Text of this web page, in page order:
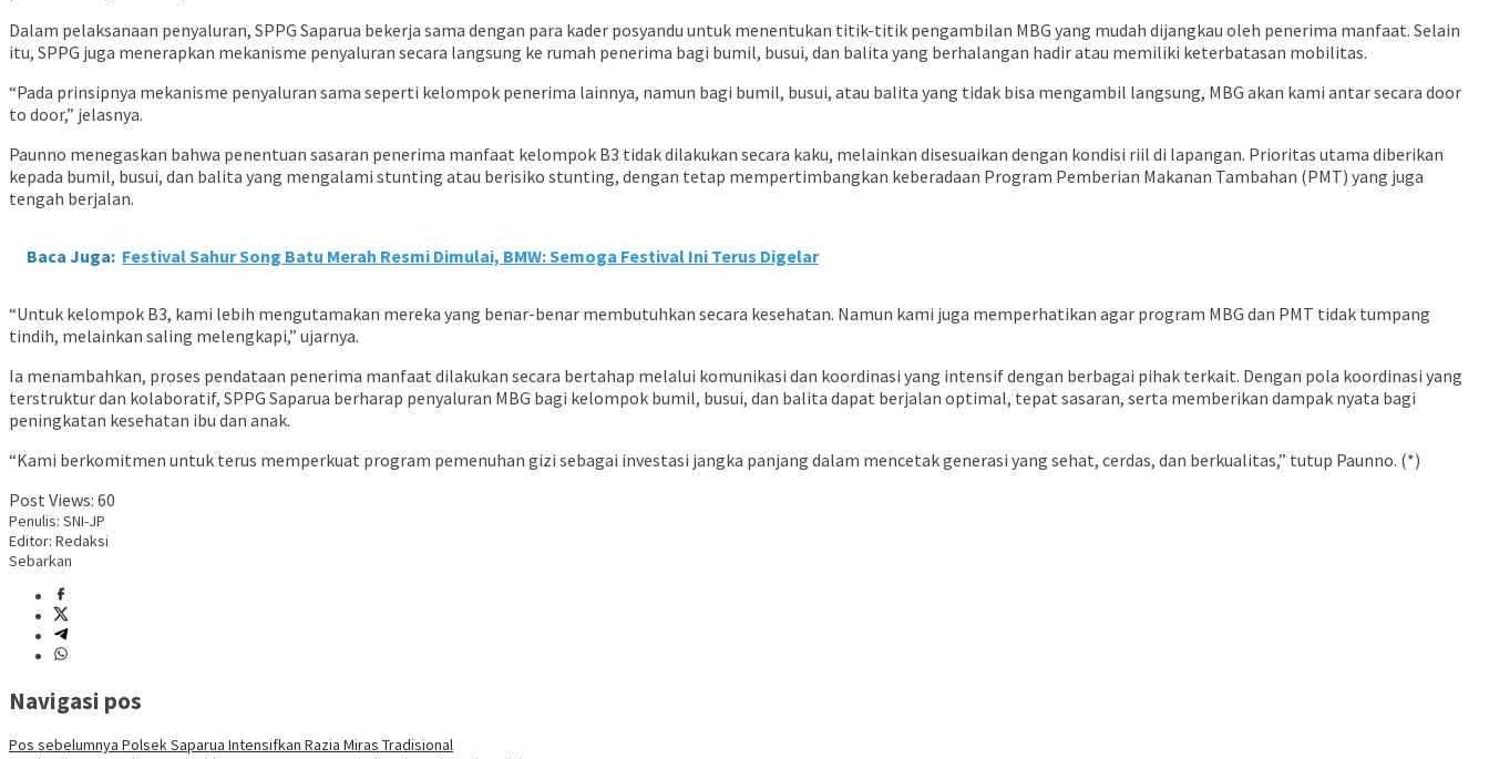
Dalam pelaksanaan penyaluran, SPPG Saparua bekerja sama dengan para kader posyandu untuk menentukan titik-titik pengambilan MBG yang mudah dijangkau oleh penerima manfaat. Selain
itu, SPPG juga menerapkan mekanisme penyaluran secara langsung ke rumah penerima bagi bumil, busui, dan balita yang berhalangan hadir atau memiliki keterbatasan mobilitas.
“Pada prinsipnya mekanisme penyaluran sama seperti kelompok penerima lainnya, namun bagi bumil, busui, atau balita yang tidak bisa mengambil langsung, MBG akan kami antar secara door
to door,” jelasnya.
Paunno menegaskan bahwa penentuan sasaran penerima manfaat kelompok B3 tidak dilakukan secara kaku, melainkan disesuaikan dengan kondisi riil di lapangan. Prioritas utama diberikan
kepada bumil, busui, dan balita yang mengalami stunting atau berisiko stunting, dengan tetap mempertimbangkan keberadaan Program Pemberian Makanan Tambahan (PMT) yang juga
tengah berjalan.
Baca Juga: Festival Sahur Song Batu Merah Resmi Dimulai, BMW: Semoga Festival Ini Terus Digelar
“Untuk kelompok B3, kami lebih mengutamakan mereka yang benar-benar membutuhkan secara kesehatan. Namun kami juga memperhatikan agar program MBG dan PMT tidak tumpang
tindih, melainkan saling melengkapi,” ujarnya.
Ia menambahkan, proses pendataan penerima manfaat dilakukan secara bertahap melalui komunikasi dan koordinasi yang intensif dengan berbagai pihak terkait. Dengan pola koordinasi yang
terstruktur dan kolaboratif, SPPG Saparua berharap penyaluran MBG bagi kelompok bumil, busui, dan balita dapat berjalan optimal, tepat sasaran, serta memberikan dampak nyata bagi
peningkatan kesehatan ibu dan anak.
“Kami berkomitmen untuk terus memperkuat program pemenuhan gizi sebagai investasi jangka panjang dalam mencetak generasi yang sehat, cerdas, dan berkualitas,” tutup Paunno. (*)
Post Views: 60
Penulis: SNI-JP
Editor: Redaksi
Sebarkan
Navigasi pos
Pos sebelumnya Polsek Saparua Intensifkan Razia Miras Tradisional